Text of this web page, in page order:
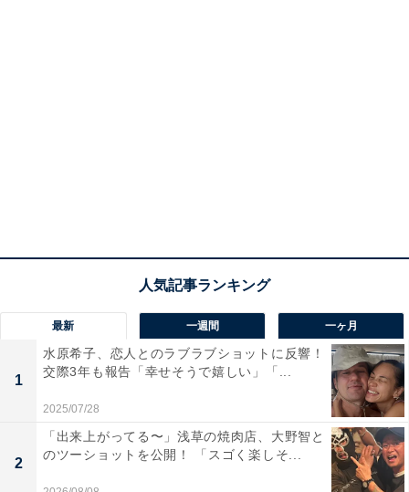
最新 一週間 一ヶ月
1
水原希子、恋人とのラブラブショットに反響！
交際3年も報告「幸せそうで嬉しい」「...
2025/07/28
2
「出来上がってる〜」浅草の焼肉店、大野智と
のツーショットを公開！ 「スゴく楽しそ...